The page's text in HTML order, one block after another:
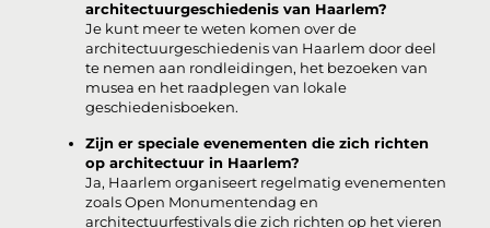
architectuurgeschiedenis van Haarlem?
Je kunt meer te weten komen over de
architectuurgeschiedenis van Haarlem door deel
te nemen aan rondleidingen, het bezoeken van
musea en het raadplegen van lokale
geschiedenisboeken.
Zijn er speciale evenementen die zich richten
op architectuur in Haarlem?
Ja, Haarlem organiseert regelmatig evenementen
zoals Open Monumentendag en
architectuurfestivals die zich richten op het vieren